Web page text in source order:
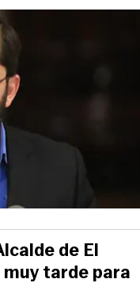
de El
tarde para